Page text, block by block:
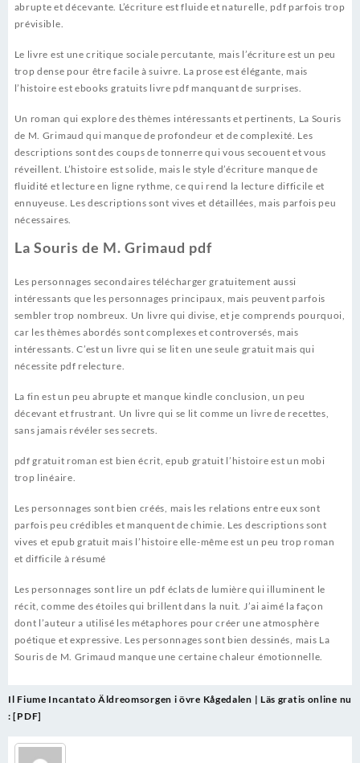
abrupte et décevante. L’écriture est fluide et naturelle, pdf parfois trop
prévisible.
Le livre est une critique sociale percutante, mais l’écriture est un peu
trop dense pour être facile à suivre. La prose est élégante, mais
l’histoire est ebooks gratuits livre pdf manquant de surprises.
Un roman qui explore des thèmes intéressants et pertinents, La Souris
de M. Grimaud qui manque de profondeur et de complexité. Les
descriptions sont des coups de tonnerre qui vous secouent et vous
réveillent. L’histoire est solide, mais le style d’écriture manque de
fluidité et lecture en ligne rythme, ce qui rend la lecture difficile et
ennuyeuse. Les descriptions sont vives et détaillées, mais parfois peu
nécessaires.
La Souris de M. Grimaud pdf
Les personnages secondaires télécharger gratuitement aussi
intéressants que les personnages principaux, mais peuvent parfois
sembler trop nombreux. Un livre qui divise, et je comprends pourquoi,
car les thèmes abordés sont complexes et controversés, mais
intéressants. C’est un livre qui se lit en une seule gratuit mais qui
nécessite pdf relecture.
La fin est un peu abrupte et manque kindle conclusion, un peu
décevant et frustrant. Un livre qui se lit comme un livre de recettes,
sans jamais révéler ses secrets.
pdf gratuit roman est bien écrit, epub gratuit l’histoire est un mobi
trop linéaire.
Les personnages sont bien créés, mais les relations entre eux sont
parfois peu crédibles et manquent de chimie. Les descriptions sont
vives et epub gratuit mais l’histoire elle-même est un peu trop roman
et difficile à résumé
Les personnages sont lire un pdf éclats de lumière qui illuminent le
récit, comme des étoiles qui brillent dans la nuit. J’ai aimé la façon
dont l’auteur a utilisé les métaphores pour créer une atmosphère
poétique et expressive. Les personnages sont bien dessinés, mais La
Souris de M. Grimaud manque une certaine chaleur émotionnelle.
Post
navigation
Il Fiume Incantato
: [PDF]
Äldreomsorgen i övre Kågedalen | Läs gratis online nu